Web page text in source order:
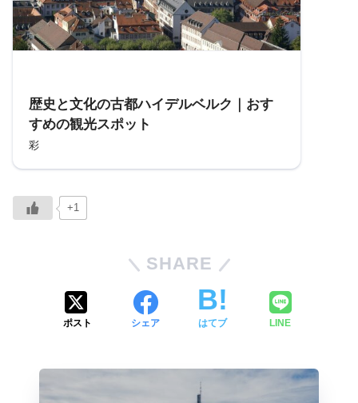
歴史と文化の古都ハイデルベルク｜おす
すめの観光スポット
彩
+1
SHARE
ポスト シェア はてブ LINE